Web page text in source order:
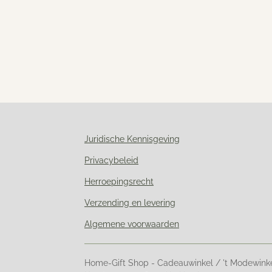
Juridische Kennisgeving
Privacybeleid
Herroepingsrecht
Verzending en levering
Algemene voorwaarden
Home-Gift Shop - Cadeauwinkel / 't